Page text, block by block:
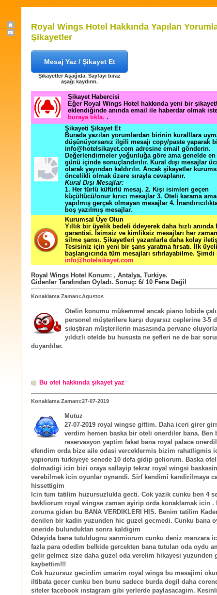
Royal Wings Hotel Hakkında Yapılan
Şikayetler
Mesaj Yaz / Şikayet Et
Şikayetler Aşağıda. Sayfayı biraz
aşağı kaydırın.
Şikayet Habercisi
Eğer Royal Wings Hotel hakkında yeni bir
eklendiğinde anında email ile haberdar olmak
buraya tıkla. .
Şikayeti Şikayet Et
Burada yazılan yorumlardan birinin kuralllara
düşünüyorsanız ilgili mesajı copy/paste yaparak
info@hotelsikayet.com adresine email gönderin.
Değerlendirmeler yoğunluğa göre ama genelde
günü içinde sonuçlandırılır. Kural dışı mesajlar
olarak yayından kaldırılır. Ancak şikayetler
öncelikli olmak üzere sırayla cevaplanır.
Kural Dışı Mesajlar:
1. Her türlü küfürlü mesaj. 2. Kişi isimleri geçen
küçültücü/onur kırıcı mesajlar 3. Oteli karama
yapılmış gerçek olmayan mesajlar 4.
boş yazılmış mesajlar.
Kurumsal Üye Olun
Yıllık bir üyelik bedeli ödeyerek daha hızlı
garantisi. İsimsiz ve kimliksiz mesajları her zaman
silme şansı. Şikayetleri yazanlarla daha kolay
Tesisiniz için yeni bir şans yaratma fırsatı. İlk
başlangıcında tüm mesajları sıfırlayabilme. Şimdi
info@hotelsikayet.com
Royal Wings Hotel Konum: , Antalya, Turkiye.
Gidenler Tarafından Oyladı. Sonuç: 6/ 10 Fena Değil
Konaklama Zamanı:Agustos
Otelin konumu mükemmel ancak piano lobide
personel müşterilere karşı duyarsız ceplerine 3-5
sıkıştıran müşterilerin masasında pervane
yıldızlı otelde bu hususta ne şefleri ne de bar
duyardılar.
Bu otel hakkında şikayet yaz
Konaklama Zamanı:27-07-2019
Mutuz
27-07-2019 royal wingse gittim. Daha iceri girer
verdim hemen baska bir oteli onerdiler bana. Ben
reservasyon yaptim fakat bana royal palace
efendim orda bize aile odasi verceklermis bizim rahatligmis
yapiorum turkiyeye senede 10 defa gidip geliorum. Baska
dolmadigi icin bizi oraya sallayip tekrar royal wingsi
verebilmek icin oyunlar oynandi. Sirf kendimi kandirilmaya
hissettigim
Icin tum tatilim huzursuzlukla gecti. Cok yazik cunku ben 4
bwkliorum royal wingse zaman ayirip orda konaklamak icin .
zoruma giden bu BANA VERDIKLERI HIS. Benim tatilim
denilen bir kadin yuzunden hic guzel gecmedi. Cunku bana
oneride bulunduktan sonra kaldigim
Odayida bana tutuldugnu sanmiorum cunku deniz manzara
fazla para odedim belkide gercekten bana tutulan oda oydu
gelir gelmez size daha guzel oda verelim hikayesi yuzunden
kaybettim!!!
Cok huzursuz gecirdim umarim royal wings bu mesajimi
iltibata gecer cunku ben bunu sadece burda degil daha
siteler facebook instagram gibi yerlerde paylasacagim.